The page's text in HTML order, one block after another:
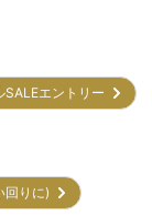
SALEエントリー
回りに)